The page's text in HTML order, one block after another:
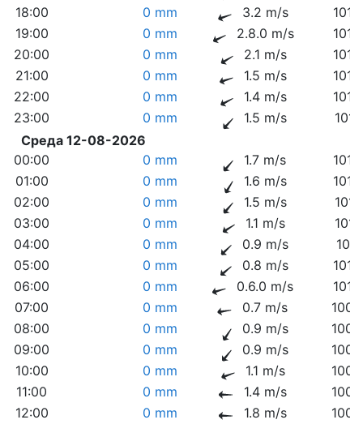
18:00
0 mm 3.2 m/s
19:00
0 mm 2.8.0 m/s
20:00
0 mm 2.1 m/s
21:00
0 mm 1.5 m/s
22:00
0 mm 1.4 m/s
23:00
0 mm 1.5 m/s
Среда 12-08-2026
00:00
0 mm 1.7 m/s
01:00
0 mm 1.6 m/s
02:00
0 mm 1.5 m/s
03:00
0 mm 1.1 m/s
04:00
0 mm 0.9 m/s
05:00
0 mm 0.8 m/s
06:00
0 mm 0.6.0 m/s
07:00
0 mm 0.7 m/s
08:00
0 mm 0.9 m/s
09:00
0 mm 0.9 m/s
10:00
0 mm 1.1 m/s
11:00
0 mm 1.4 m/s
12:00
0 mm 1.8 m/s